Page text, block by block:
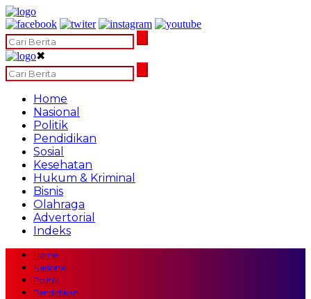
✖
Home
Nasional
Politik
Pendidikan
Sosial
Kesehatan
Hukum & Kriminal
Bisnis
Olahraga
Advertorial
Indeks
Home
Nasional
Politik
Pendidikan